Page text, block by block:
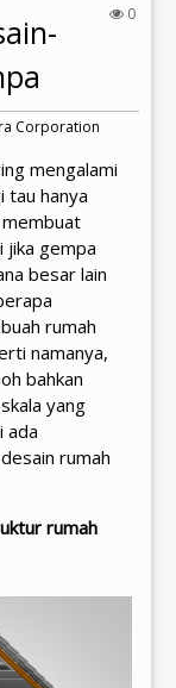
0
Corporation
mengalami
tau hanya
jika gempa
besar lain
rumah
namanya,
bahkan
yang
ada
rumah
rumah